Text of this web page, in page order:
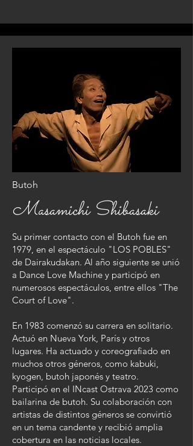
Butoh
Masamichi Shibasaki
Su primer contacto con el Butoh fue en
1979, en el espectáculo "LOS POBLES"
de Dairakudakan. Al año siguiente se unió
a Dance Love Machine y participó en
numerosos espectáculos, entre ellos "The
Court of Love".
En 1983 comenzó su carrera en solitario.
Actuó en Nueva York, París y otros
lugares. Ha actuado y coreografiado en
muchos otros géneros, como kabuki,
kyogen, butoh japonés y teatro.
Participó en el INcast Ostrava 2023 como
bailarina de butoh. Su colaboración con
artistas de distintos géneros se convirtió
en un tema candente y recibió amplia
cobertura en las noticias locales.